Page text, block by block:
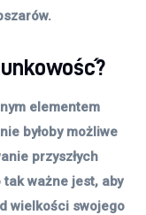
elementem
byłoby możliwe
przyszłych
tak ważne jest, aby
wielkości swojego